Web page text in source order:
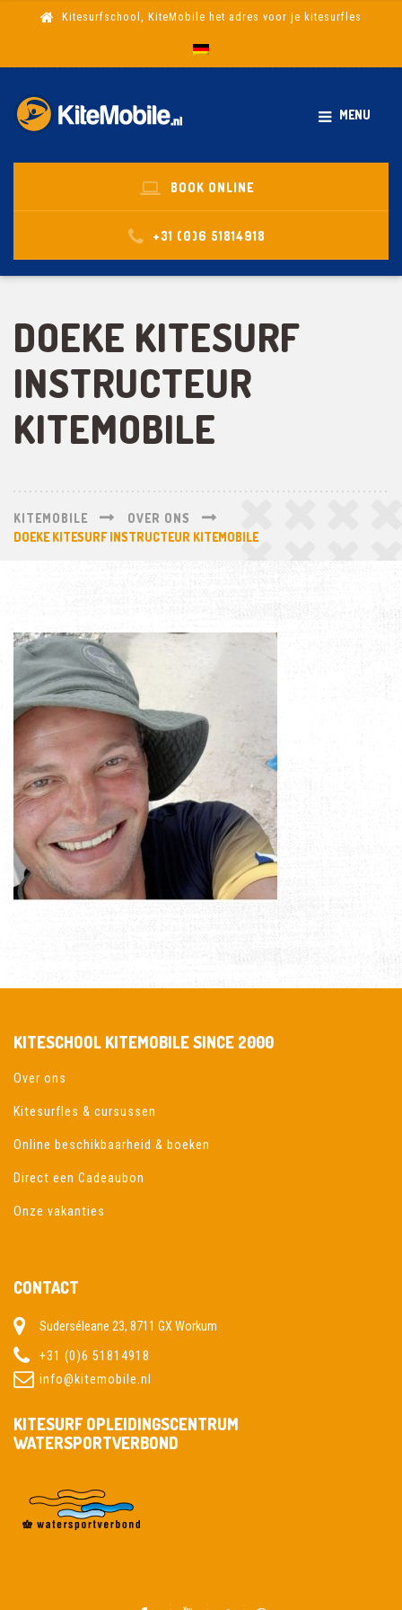
Kitesurfschool, KiteMobile het adres voor je kitesurfles
MENU
BOOK ONLINE
+31 (0)6 51814918
DOEKE KITESURF
INSTRUCTEUR
KITEMOBILE
KITEMOBILE
OVER ONS
DOEKE KITESURF INSTRUCTEUR KITEMOBILE
KITESCHOOL KITEMOBILE SINCE 2000
Over ons
Kitesurfles & cursussen
Online beschikbaarheid & boeken
Direct een Cadeaubon
Onze vakanties
CONTACT
Suderséleane 23, 8711 GX Workum
+31 (0)6 51814918
info@kitemobile.nl
KITESURF OPLEIDINGSCENTRUM
WATERSPORTVERBOND